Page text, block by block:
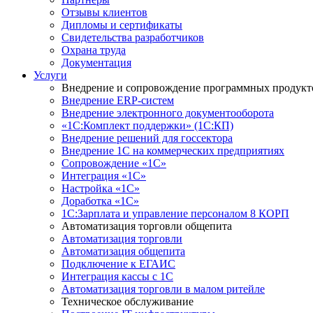
Отзывы клиентов
Дипломы и сертификаты
Свидетельства разработчиков
Охрана труда
Документация
Услуги
Внедрение и сопровождение программных
Внедрение ERP-систем
Внедрение электронного документооборота
«1С:Комплект поддержки» (1С:КП)
Внедрение решений для госсектора
Внедрение 1С на коммерческих предприятиях
Сопровождение «1С»
Интеграция «1С»
Настройка «1С»
Доработка «1С»
1С:Зарплата и управление персоналом 8 КОРП
Автоматизация торговли общепита
Автоматизация торговли
Автоматизация общепита
Подключение к ЕГАИС
Интеграция кассы с 1С
Автоматизация торговли в малом ритейле
Техническое обслуживание